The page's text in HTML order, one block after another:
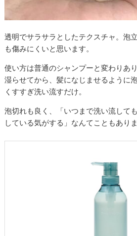
透明でサラサラとしたテクスチャ。泡
も傷みにくいと思います。
使い方は普通のシャンプーと変わりあ
湿らせてから、髪になじませるように
くすすぎ洗い流すだけ。
泡切れも良く、「いつまで洗い流して
している気がする」なんてこともあり